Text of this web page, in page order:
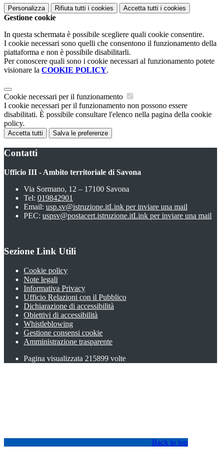
Personalizza Rifiuta tutti i cookies Accetta tutti i cookies
Gestione cookie
In questa schermata è possibile scegliere quali cookie consentire.
I cookie necessari sono quelli che consentono il funzionamento della
piattaforma e non è possibile disabilitarli.
Per conoscere quali sono i cookie necessari al funzionamento potete
visionare la COOKIE POLICY.
Cookie necessari per il funzionamento
I cookie necessari per il funzionamento non possono essere
disabilitati. È possibile consultare l'elenco nella pagina della cookie
policy.
Accetta tutti Salva le preferenze
Contatti
Ufficio III - Ambito territoriale di Savona
Via Sormano, 12 – 17100 Savona
Tel: 019842901
Email: usp.sv@istruzione.itLink per inviare una mail
PEC: uspsv@postacert.istruzione.itLink per inviare una mail
Sezione Link Utili
Cookie policy
Note legali
Informativa Privacy
Ufficio Relazioni con il Pubblico
Dichiarazione di accessibilità
Obiettivi di accessibilità
Whistleblowing
Gestione consensi cookie
Amministrazione trasparente
Pagina visualizzata 215899 volte
Back to top